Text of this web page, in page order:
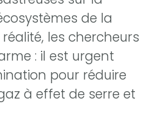
de la
les chercheurs
: il est urgent
pour réduire
à effet de serre et